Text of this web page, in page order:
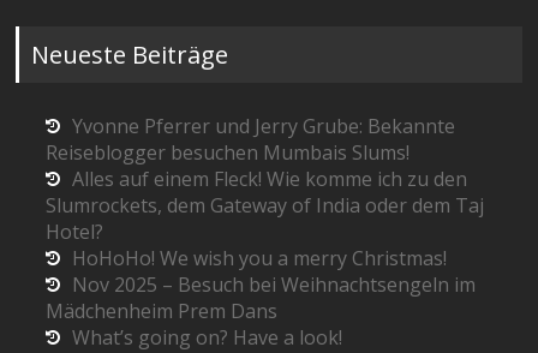
Neueste Beiträge
Yvonne Pferrer und Jerry Grube: Bekannte
Reiseblogger besuchen Mumbais Slums!
Alles auf einem Fleck! Wie komme ich zu den
Slumrockets, dem Gateway of India oder dem Taj
Hotel?
HoHoHo! We wish you a merry Christmas!
Nov 2025 – Besuch bei Weihnachtsengeln im
Mädchenheim Prem Dans
What’s going on? Have a look!